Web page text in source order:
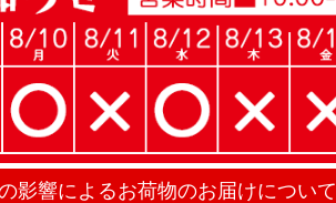
影響によるお荷物のお届けについて